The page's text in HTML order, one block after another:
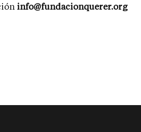
info@fundacionquerer.org